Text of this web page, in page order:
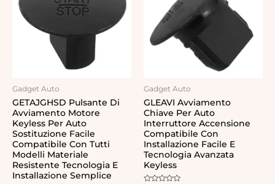
Gadget Auto
GETAJGHSD Pulsante Di
Avviamento Motore
Keyless Per Auto
Sostituzione Facile
Compatibile Con Tutti
Modelli Materiale
Resistente Tecnologia E
Installazione Semplice
Gadget Auto
GLEAVI Avviamento
Chiave Per Auto
Interruttore Accensione
Compatibile Con
Installazione Facile E
Tecnologia Avanzata
Keyless